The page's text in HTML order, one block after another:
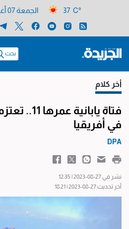
37 C° الجمعة 07 أغسطس 2026
بحث
أخر كلام
فتاة
في أفريقيا
DPA
نشر في 27-08-2023 | 12:35
آخر تحديث 27-08-2023 | 18:21